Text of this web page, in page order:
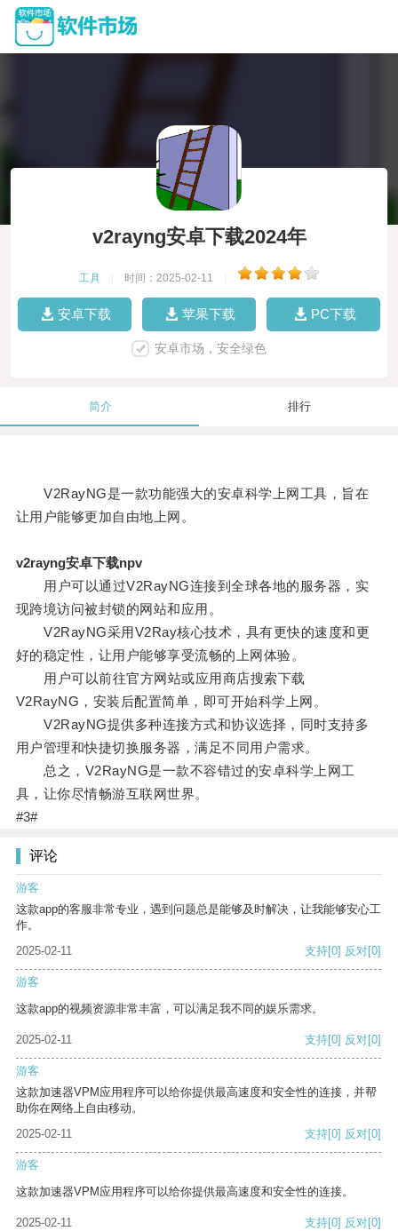
v2rayng安卓下载2024年
工具 时间：2025-02-11
安卓下载 苹果下载 PC下载
安卓市场，安全绿色
简介 排行
V2RayNG是一款功能强大的安卓科学上网工具，旨在
让用户能够更加自由地上网。
v2rayng安卓下载npv
用户可以通过V2RayNG连接到全球各地的服务器，实
现跨境访问被封锁的网站和应用。
V2RayNG采用V2Ray核心技术，具有更快的速度和更
好的稳定性，让用户能够享受流畅的上网体验。
用户可以前往官方网站或应用商店搜索下载
V2RayNG，安装后配置简单，即可开始科学上网。
V2RayNG提供多种连接方式和协议选择，同时支持多
用户管理和快捷切换服务器，满足不同用户需求。
总之，V2RayNG是一款不容错过的安卓科学上网工
具，让你尽情畅游互联网世界。
#3#
评论
游客
这款app的客服非常专业，遇到问题总是能够及时解决，让我能够安心工
作。
2025-02-11
支持[0] 反对[0]
游客
这款app的视频资源非常丰富，可以满足我不同的娱乐需求。
2025-02-11 支持[0] 反对[0]
游客
这款加速器VPM应用程序可以给你提供最高速度和安全性的连接，并帮
助你在网络上自由移动。
2025-02-11
支持[0] 反对[0]
游客
这款加速器VPM应用程序可以给你提供最高速度和安全性的连接。
2025-02-11 支持[0] 反对[0]